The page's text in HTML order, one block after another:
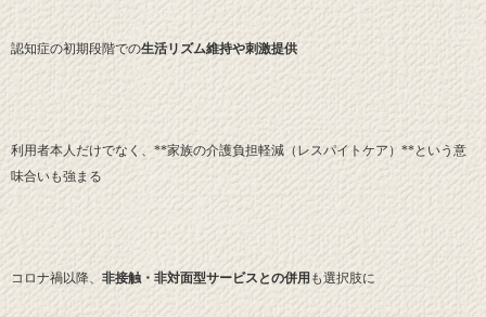
認知症の初期段階での生活リズム維持や刺激提供
利用者本人だけでなく、**家族の介護負担軽減（レスパイトケア）**という意
味合いも強まる
コロナ禍以降、 非接触・非対面型サービスとの併用 も選択肢に